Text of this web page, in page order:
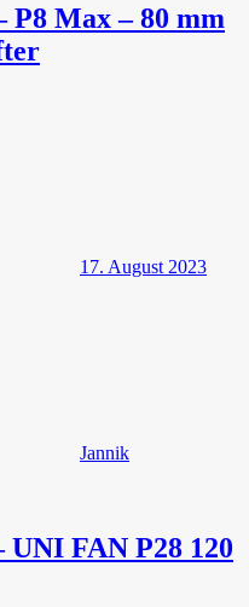
Max – 80 mm
17. August 2023
Jannik
FAN P28 120